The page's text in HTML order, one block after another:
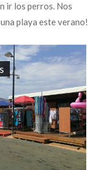
ir los perros. Nos
playa este verano!